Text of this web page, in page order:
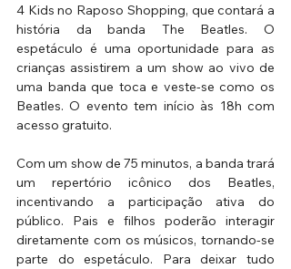
4 Kids no Raposo Shopping, que contará a
história da banda The Beatles. O
espetáculo é uma oportunidade para as
crianças assistirem a um show ao vivo de
uma banda que toca e veste-se como os
Beatles. O evento tem início às 18h com
acesso gratuito.
Com um show de 75 minutos, a banda trará
um repertório icônico dos Beatles,
incentivando a participação ativa do
público. Pais e filhos poderão interagir
diretamente com os músicos, tornando-se
parte do espetáculo. Para deixar tudo